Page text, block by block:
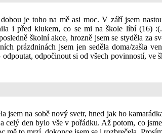
je toho na mě asi moc. V září jsem
i před klukem, co se mi na škole líbí (16)
školní akce, hrozně jsem se styděla za
prázdninách jsem jen seděla doma/zašla
odpočinout si od všech povinností, ve
na sobě nový svetr, hned jak ho
den bylo vše v pořádku. Až potom, co